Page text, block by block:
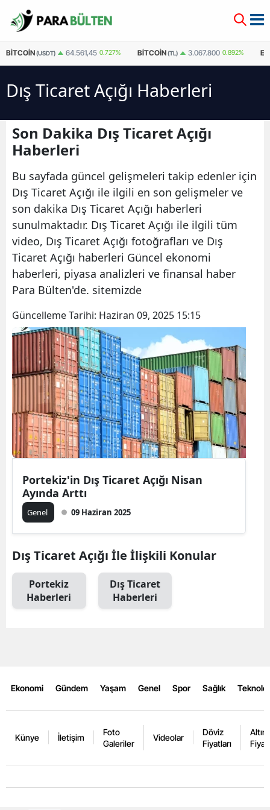
BITCOIN(USDT) 64.561,45 0.727% BITCOIN(TL) 3.067.800 0.892%
Dış Ticaret Açığı Haberleri
Son Dakika Dış Ticaret Açığı
Haberleri
Bu sayfada güncel gelişmeleri takip edenler için
Dış Ticaret Açığı ile ilgili en son gelişmeler ve
son dakika Dış Ticaret Açığı haberleri
sunulmaktadır. Dış Ticaret Açığı ile ilgili tüm
video, Dış Ticaret Açığı fotoğrafları ve Dış
Ticaret Açığı haberleri Güncel ekonomi
haberleri, piyasa analizleri ve finansal haber
Para Bülten'de. sitemizde
Güncelleme Tarihi: Haziran 09, 2025 15:15
Portekiz'in Dış Ticaret Açığı Nisan
Ayında Arttı
Genel 09 Haziran 2025
Dış Ticaret Açığı İle İlişkili Konular
Portekiz
Haberleri
Dış Ticaret
Haberleri
Ekonomi Gündem Yaşam Genel Spor Sağlık
Künye İletişim
Foto
Galeriler
Videolar
Döviz
Fiyatları
Altın